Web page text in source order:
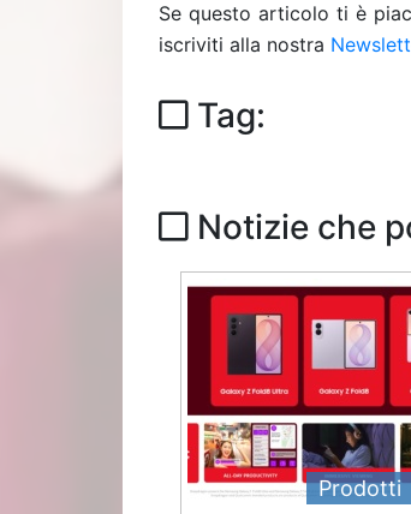
Se questo articolo ti è
iscriviti alla nostra
Tag:
Notizie che
Prodotti